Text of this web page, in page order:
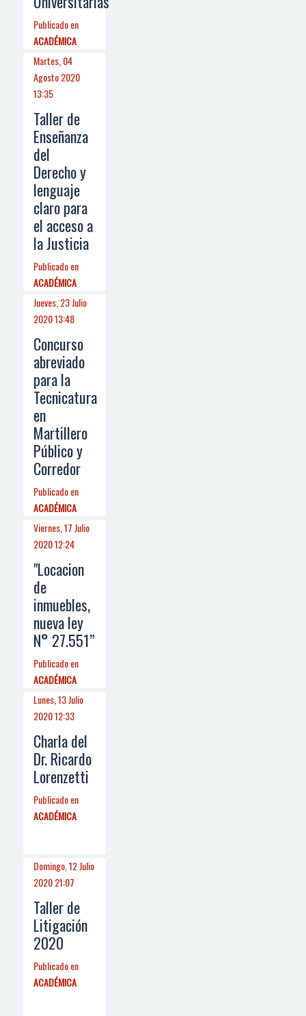
Publicado en
ACADÉMICA
Martes, 04
Agosto 2020
13:35
Taller de
Enseñanza
del
Derecho y
lenguaje
claro para
el acceso a
la Justicia
Publicado en
ACADÉMICA
Jueves, 23 Julio
2020 13:48
Concurso
abreviado
para la
Tecnicatura
en
Martillero
Público y
Corredor
Publicado en
ACADÉMICA
Viernes, 17 Julio
2020 12:24
"Locacion
de
inmuebles,
nueva ley
N° 27.551”
Publicado en
ACADÉMICA
Lunes, 13 Julio
2020 12:33
Charla del
Dr. Ricardo
Lorenzetti
Publicado en
ACADÉMICA
Domingo, 12 Julio
2020 21:07
Taller de
Litigación
2020
Publicado en
ACADÉMICA